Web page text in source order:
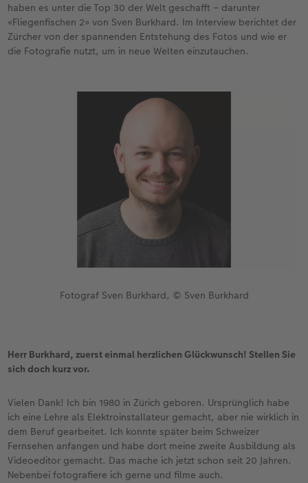
CEWE FOTOBUCH per PDF
CEWE myPhotos
Zubehör
CEWE myPhotos
Zubehör
Neuheiten
haben es unter die Top 30 der Welt geschafft – darunter
«Fliegenfischen 2» von Sven Burkhard. Im Interview berichtet der
Zürcher von der spannenden Entstehung des Fotos und wie er
die Fotografie nutzt, um in neue Welten einzutauchen.
Fotograf Sven Burkhard, © Sven Burkhard
Herr Burkhard, zuerst einmal herzlichen Glückwunsch! Stellen Sie
sich doch kurz vor.
Vielen Dank! Ich bin 1980 in Zürich geboren. Ursprünglich habe
ich eine Lehre als Elektroinstallateur gemacht, aber nie wirklich in
dem Beruf gearbeitet. Ich konnte später beim Schweizer
Fernsehen anfangen und habe dort meine zweite Ausbildung als
Videoeditor gemacht. Das mache ich jetzt schon seit 20 Jahren.
Nebenbei fotografiere ich gerne und filme auch.